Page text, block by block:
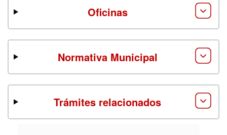
Oficinas
Normativa Municipal
Trámites relacionados